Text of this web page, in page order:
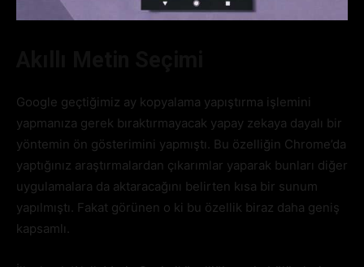
Google geçtiğimiz ay kopyalama yapıştırma işlemini
yapmanıza gerek bıraktırmayacak yapay zekaya dayalı bir
yöntemin ön gösterimini yapmıştı. Bu özelliğin Chrome’da
yaptığınız araştırmalardan çıkarımlar yaparak bunları diğer
uygulamalara da aktaracağını belirten kısa bir sunum
yapılmıştı. Fakat görünen o ki bu özellik biraz daha geniş
kapsamlı.